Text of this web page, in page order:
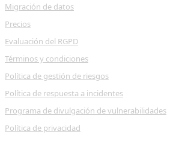
Migración de datos
Precios
Evaluación del RGPD
Términos y condiciones
Política de gestión de riesgos
Política de respuesta a incidentes
Programa de divulgación de vulnerabilidades
Política de privacidad